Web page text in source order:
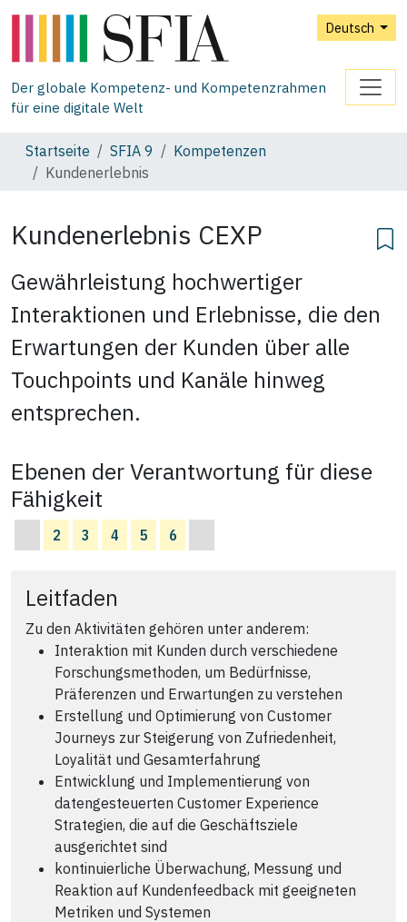
Deutsch
Der globale Kompetenz- und Kompetenzrahmen
für eine digitale Welt
Startseite SFIA 9
Kompetenzen
Kundenerlebnis
Kundenerlebnis CEXP
Gewährleistung hochwertiger
Interaktionen und Erlebnisse, die den
Erwartungen der Kunden über alle
Touchpoints und Kanäle hinweg
entsprechen.
Ebenen der Verantwortung für diese
Fähigkeit
2 3 4 5 6
Leitfaden
Zu den Aktivitäten gehören unter anderem:
Interaktion mit Kunden durch verschiedene
Forschungsmethoden, um Bedürfnisse,
Präferenzen und Erwartungen zu verstehen
Erstellung und Optimierung von Customer
Journeys zur Steigerung von Zufriedenheit,
Loyalität und Gesamterfahrung
Entwicklung und Implementierung von
datengesteuerten Customer Experience
Strategien, die auf die Geschäftsziele
ausgerichtet sind
kontinuierliche Überwachung, Messung und
Reaktion auf Kundenfeedback mit geeigneten
Metriken und Systemen